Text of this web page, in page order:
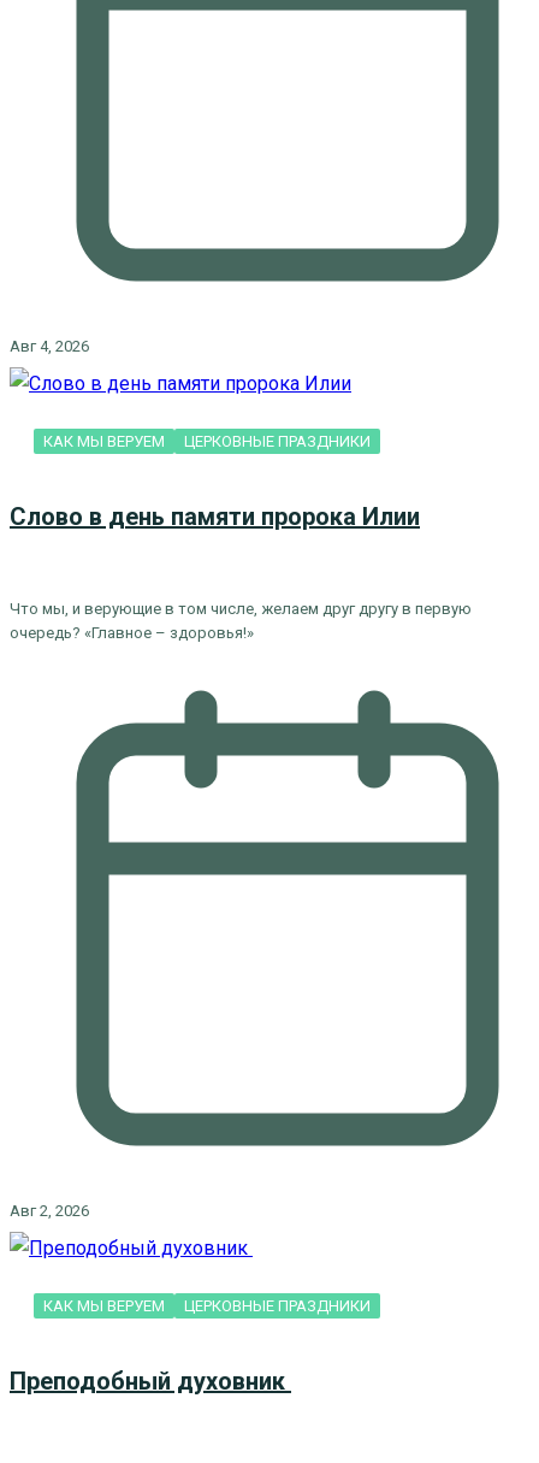
Авг 4, 2026
КАК МЫ ВЕРУЕМ ЦЕРКОВНЫЕ ПРАЗДНИКИ
Слово в день памяти пророка Илии
Что мы, и верующие в том числе, желаем друг другу в первую
очередь? «Главное – здоровья!»
Авг 2, 2026
КАК МЫ ВЕРУЕМ ЦЕРКОВНЫЕ ПРАЗДНИКИ
Преподобный духовник